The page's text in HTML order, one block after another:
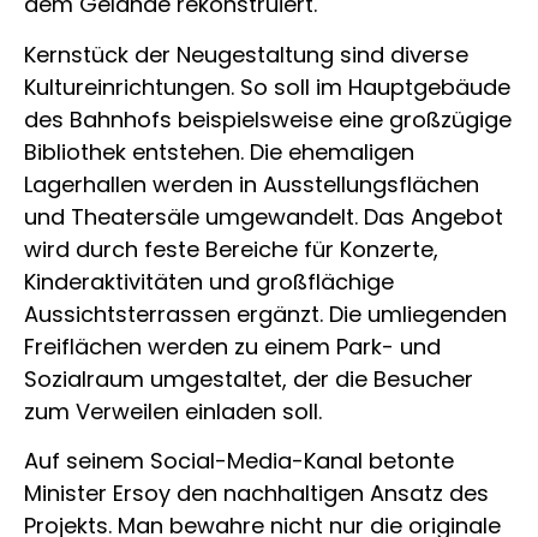
Kernstück der Neugestaltung sind diverse
Kultureinrichtungen. So soll im Hauptgebäude
des Bahnhofs beispielsweise eine großzügige
Bibliothek entstehen. Die ehemaligen
Lagerhallen werden in Ausstellungsflächen
und Theatersäle umgewandelt. Das Angebot
wird durch feste Bereiche für Konzerte,
Kinderaktivitäten und großflächige
Aussichtsterrassen ergänzt. Die umliegenden
Freiflächen werden zu einem Park- und
Sozialraum umgestaltet, der die Besucher
zum Verweilen einladen soll.
Auf seinem Social-Media-Kanal betonte
Minister Ersoy den nachhaltigen Ansatz des
Projekts. Man bewahre nicht nur die originale